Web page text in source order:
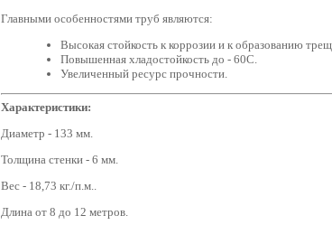
Главными особенностями труб являются:
Высокая стойкость к коррозии и к образованию
Повышенная хладостойкость до - 60С.
Увеличенный ресурс прочности.
Характеристики:
Диаметр - 133 мм.
Толщина стенки - 6 мм.
Вес - 18,73 кг./п.м..
Длина от 8 до 12 метров.